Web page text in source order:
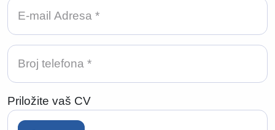
Priložite vaš CV